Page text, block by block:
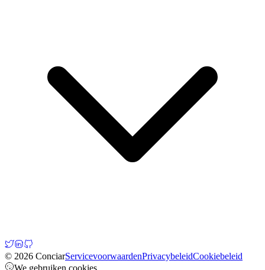
© 2026 ConciarServicevoorwaardenPrivacybeleidCookiebeleid
We gebruiken cookies